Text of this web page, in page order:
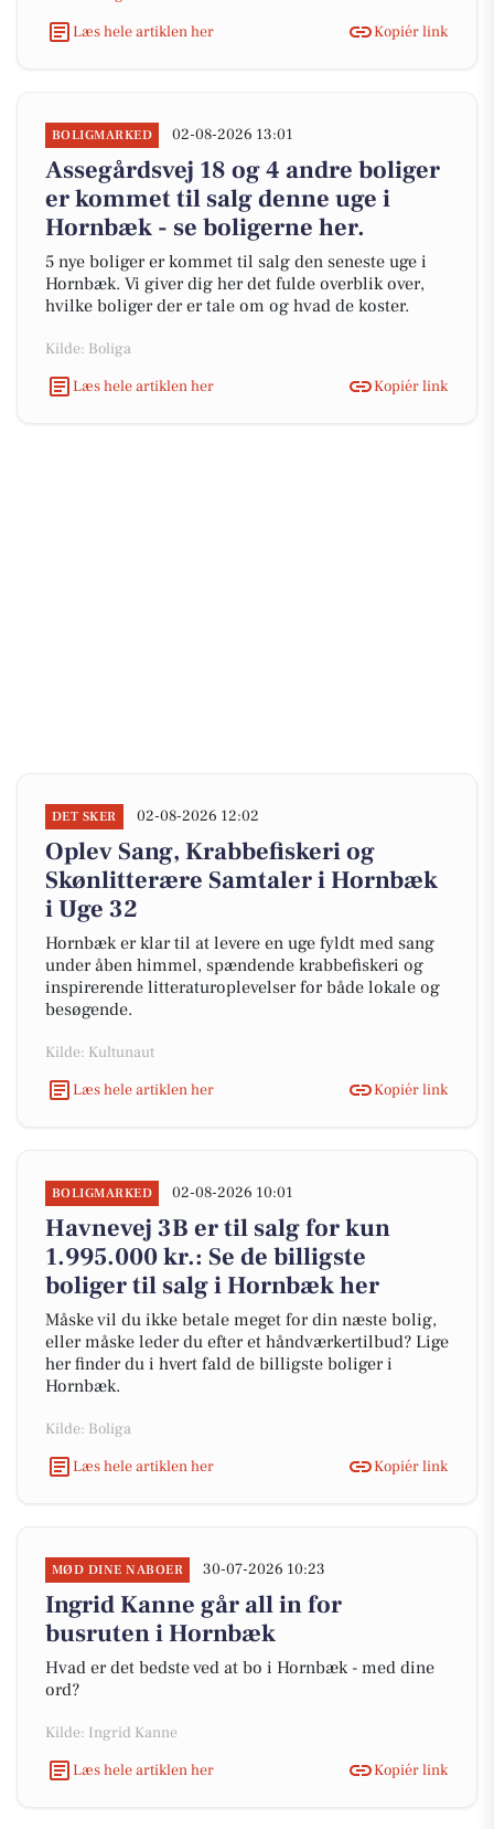
Læs hele artiklen her
Kopiér link
BOLIGMARKED 02-08-2026 13:01
Assegårdsvej 18 og 4 andre boliger
er kommet til salg denne uge i
Hornbæk - se boligerne her.
5 nye boliger er kommet til salg den seneste uge i
Hornbæk. Vi giver dig her det fulde overblik over,
hvilke boliger der er tale om og hvad de koster.
Kilde: Boliga
Læs hele artiklen her
Kopiér link
DET SKER 02-08-2026 12:02
Oplev Sang, Krabbefiskeri og
Skønlitterære Samtaler i Hornbæk
i Uge 32
Hornbæk er klar til at levere en uge fyldt med sang
under åben himmel, spændende krabbefiskeri og
inspirerende litteraturoplevelser for både lokale og
besøgende.
Kilde: Kultunaut
Læs hele artiklen her
Kopiér link
BOLIGMARKED 02-08-2026 10:01
Havnevej 3B er til salg for kun
1.995.000 kr.: Se de billigste
boliger til salg i Hornbæk her
Måske vil du ikke betale meget for din næste bolig,
eller måske leder du efter et håndværkertilbud? Lige
her finder du i hvert fald de billigste boliger i
Hornbæk.
Kilde: Boliga
Læs hele artiklen her
Kopiér link
MØD DINE NABOER 30-07-2026 10:23
Ingrid Kanne går all in for
busruten i Hornbæk
Hvad er det bedste ved at bo i Hornbæk - med dine
ord?
Kilde: Ingrid Kanne
Læs hele artiklen her
Kopiér link